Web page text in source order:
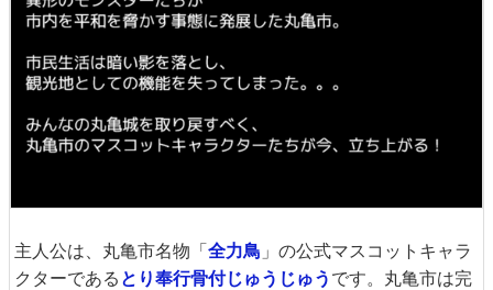
主人公は、丸亀市名物「全力鳥 」の公式マスコットキャラ
クターである とり奉行骨付じゅうじゅう です。丸亀市は完